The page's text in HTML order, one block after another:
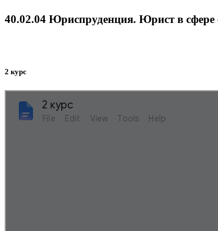
40.02.04 Юриспруденция. Юрист в сфере
2 курс